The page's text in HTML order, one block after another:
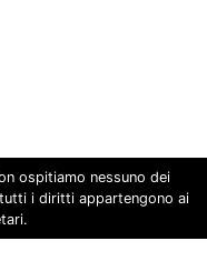
ospitiamo nessuno dei
i diritti appartengono ai